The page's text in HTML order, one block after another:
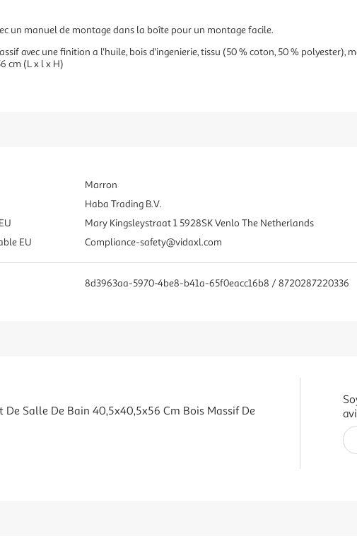
un manuel de montage dans la boîte pour un montage facile.
avec une finition a l'huile, bois d'ingenierie, tissu (50 % coton, 50 % polyester),
cm (L x l x H)
Marron
Haba Trading B.V.
Mary Kingsleystraat 1 5928SK Venlo The Netherlands
EU
Compliance-safety@vidaxl.com
8d3963aa-5970-4be8-b41a-65f0eacc16b8 / 8720287220336
De Salle De Bain 40,5x40,5x56 Cm Bois Massif De